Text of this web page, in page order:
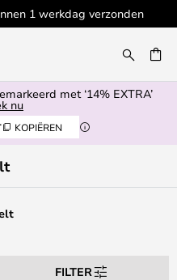
1 werkdag verzonden
met ‘14% EXTRA’
nu
KOPIËREN
FILTER